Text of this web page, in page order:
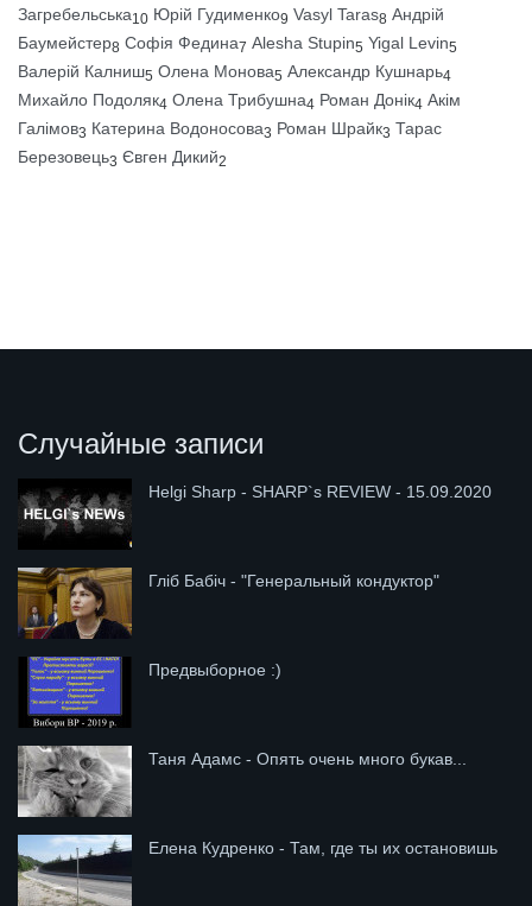
Загребельська10 Юрій Гудименко9 Vasyl Taras8 Андрій
Баумейстер8 Софія Федина7 Alesha Stupin5 Yigal Levin5
Валерій Калниш5 Олена Монова5 Александр Кушнарь4
Михайло Подоляк4 Олена Трибушна4 Роман Донік4 Акім
Галімов3 Катерина Водоносова3 Роман Шрайк3 Тарас
Березовець3 Євген Дикий2
Случайные записи
Helgi Sharp - SHARP`s REVIEW - 15.09.2020
Гліб Бабіч - "Генеральный кондуктор"
Предвыборное :)
Таня Адамс - Опять очень много букав...
Елена Кудренко - Там, где ты их остановишь